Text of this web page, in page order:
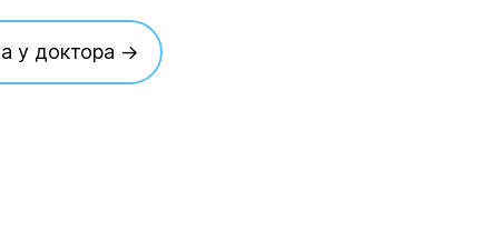
у доктора →